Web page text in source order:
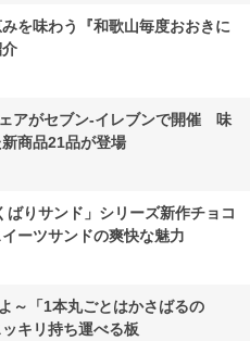
を味わう『和歌山毎度おおきに
アがセブン-イレブンで開催 味
商品21品が登場
ばりサンド」シリーズ新作チョコ
ーツサンドの爽快な魅力
～「1本丸ごとはかさばるの
キリ持ち運べる板